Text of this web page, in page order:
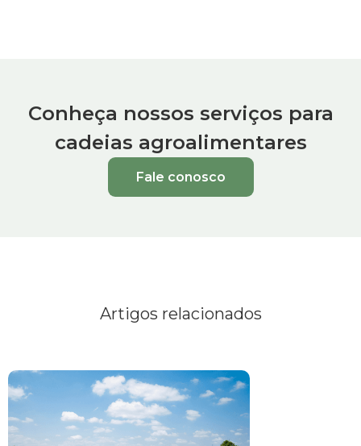
Conheça nossos serviços para
cadeias agroalimentares
Fale conosco
Artigos relacionados